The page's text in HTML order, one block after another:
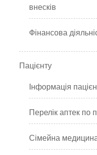
внесків
Фінансова
Пацієнту
Інформація
Перелік аптек по
Сімейна